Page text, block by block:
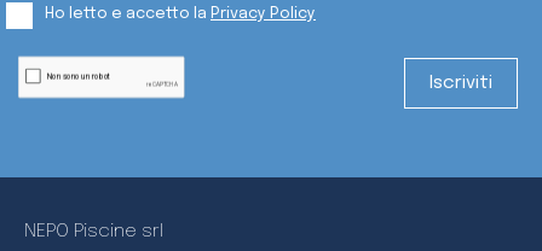
Ho letto e accetto la Privacy Policy
NEPO Piscine srl